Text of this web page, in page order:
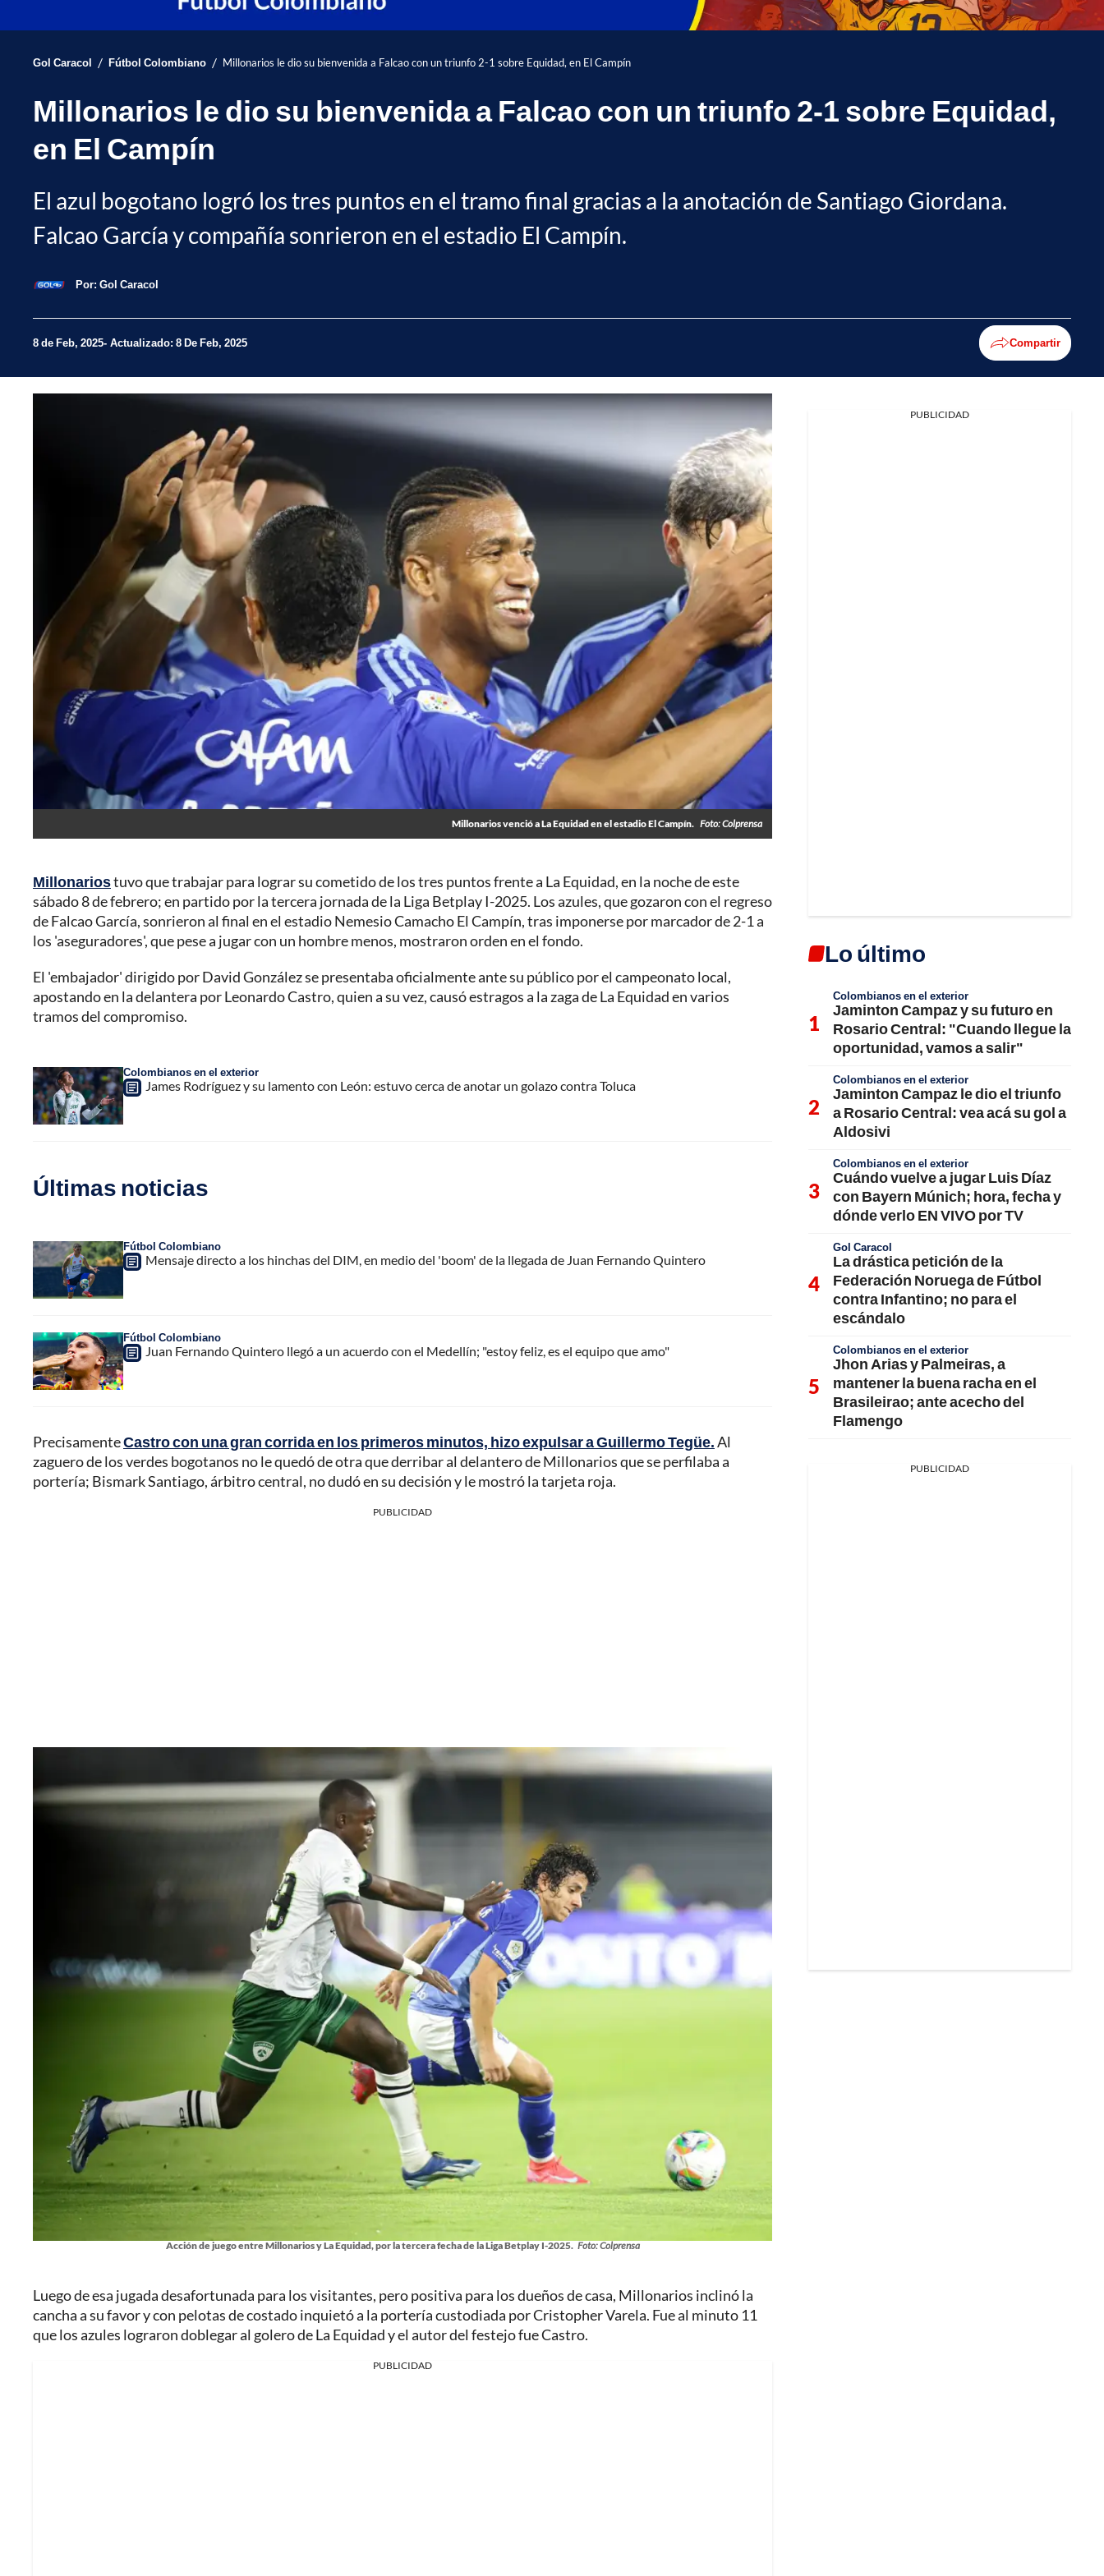
Gol Caracol / Fútbol Colombiano / Millonarios le dio su bienvenida a Falcao con un triunfo 2-1 sobre Equidad, en El Campín
Millonarios le dio su bienvenida a Falcao con un triunfo 2-1 sobre Equidad,
en El Campín
El azul bogotano logró los tres puntos en el tramo final gracias a la anotación de Santiago Giordana.
Falcao García y compañía sonrieron en el estadio El Campín.
Por: Gol Caracol
8 de Feb, 2025 Actualizado: 8 De Feb, 2025 Compartir
Millonarios venció a La Equidad en el estadio El Campín. Foto: Colprensa
Millonariostuvo que trabajar para lograr su cometido de los tres puntos frente a La Equidad, en la noche de este
sábado 8 de febrero; en partido por la tercera jornada de la Liga Betplay I-2025. Los azules, que gozaron con el regreso
de Falcao García, sonrieron al final en el estadio Nemesio Camacho El Campín, tras imponerse por marcador de 2-1 a
los 'aseguradores', que pese a jugar con un hombre menos, mostraron orden en el fondo.
El 'embajador' dirigido por David González se presentaba oficialmente ante su público por el campeonato local,
apostando en la delantera por Leonardo Castro, quien a su vez, causó estragos a la zaga de La Equidad en varios
tramos del compromiso.
Colombianos en el exterior
James Rodríguez y su lamento con León: estuvo cerca de anotar un golazo contra Toluca
Últimas noticias
Fútbol Colombiano
Mensaje directo a los hinchas del DIM, en medio del 'boom' de la llegada de Juan Fernando Quintero
Fútbol Colombiano
Juan Fernando Quintero llegó a un acuerdo con el Medellín; "estoy feliz, es el equipo que amo"
PrecisamenteCastro con una gran corrida en los primeros minutos, hizo expulsar a Guillermo Tegüe.Al
zaguero de los verdes bogotanos no le quedó de otra que derribar al delantero de Millonarios que se perfilaba a
portería; Bismark Santiago, árbitro central, no dudó en su decisión y le mostró la tarjeta roja.
PUBLICIDAD
Acción de juego entre Millonarios y La Equidad, por la tercera fecha de la Liga Betplay I-2025. Foto: Colprensa
Luego de esa jugada desafortunada para los visitantes, pero positiva para los dueños de casa, Millonarios inclinó la
cancha a su favor y con pelotas de costado inquietó a la portería custodiada por Cristopher Varela. Fue al minuto 11
que los azules lograron doblegar al golero de La Equidad y el autor del festejo fue Castro.
PUBLICIDAD
PUBLICIDAD
Lo último
Colombianos en el exterior
Jaminton Campaz y su futuro en
Rosario Central: "Cuando llegue la
oportunidad, vamos a salir"
Colombianos en el exterior
Jaminton Campaz le dio el triunfo
a Rosario Central: vea acá su gol a
Aldosivi
Colombianos en el exterior
Cuándo vuelve a jugar Luis Díaz
con Bayern Múnich; hora, fecha y
dónde verlo EN VIVO por TV
Gol Caracol
La drástica petición de la
Federación Noruega de Fútbol
contra Infantino; no para el
escándalo
Colombianos en el exterior
Jhon Arias y Palmeiras, a
mantener la buena racha en el
Brasileirao; ante acecho del
Flamengo
PUBLICIDAD